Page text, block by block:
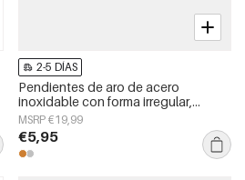
2-5 DÍAS
Pendientes de aro de acero
inoxidable con forma irregular,
sencillos, de la serie Daily Simple,
joyería para mujer.
MSRP €19,99
€5,95